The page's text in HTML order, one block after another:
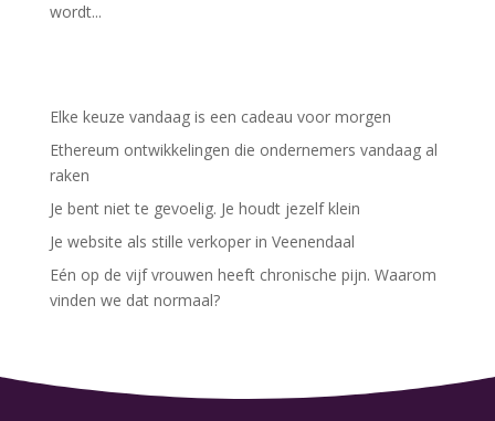
wordt...
Elke keuze vandaag is een cadeau voor morgen
Ethereum ontwikkelingen die ondernemers vandaag al
raken
Je bent niet te gevoelig. Je houdt jezelf klein
Je website als stille verkoper in Veenendaal
Eén op de vijf vrouwen heeft chronische pijn. Waarom
vinden we dat normaal?